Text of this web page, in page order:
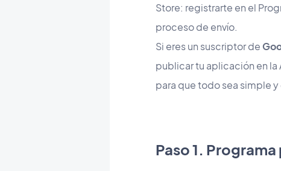
Store: registrarte en el
proceso de envío.
Si eres un suscriptor de
publicar tu aplicación en la
para que todo sea simple y
Paso 1.